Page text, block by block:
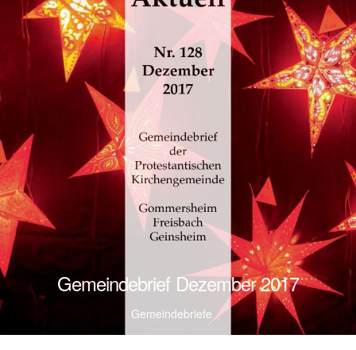
Gemeindebrief Dezember 2017
Gemeindebriefe